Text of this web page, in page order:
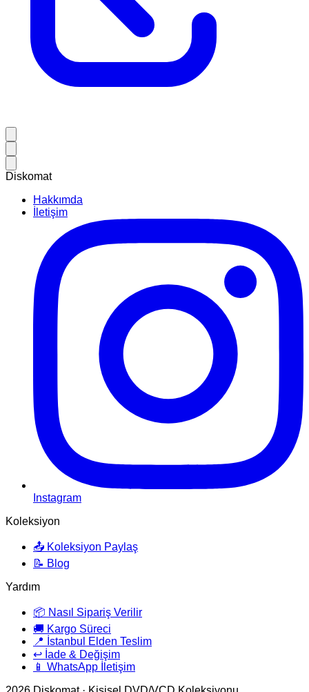
Diskomat
Hakkımda
İletişim
Instagram
Koleksiyon
📤 Koleksiyon Paylaş
📝 Blog
Yardım
📦 Nasıl Sipariş Verilir
🚚 Kargo Süreci
📍 İstanbul Elden Teslim
↩️ İade & Değişim
📱 WhatsApp İletişim